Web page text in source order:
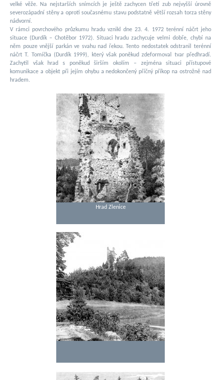
velké věže. Na nejstarších snímcích je ještě zachycen třetí zub nejvyšší úrovně
severozápadní stěny a oproti současnému stavu podstatně větší rozsah torza stěny
nádvorní.
V rámci povrchového průzkumu hradu vznikl dne 23. 4. 1972 terénní náčrt jeho
situace (Durdík – Chotěbor 1972). Situaci hradu zachycuje velmi dobře, chybí na
něm pouze vnější parkán ve svahu nad řekou. Tento nedostatek odstranil terénní
náčrt T. Tomíčka (Durdík 1999), který však poněkud zdeformoval tvar předhradí.
Zachytil však hrad s poněkud širším okolím – zejména situaci přístupové
komunikace a objekt při jejím ohybu a nedokončený příčný příkop na ostrožně nad
hradem.
Hrad Zlenice